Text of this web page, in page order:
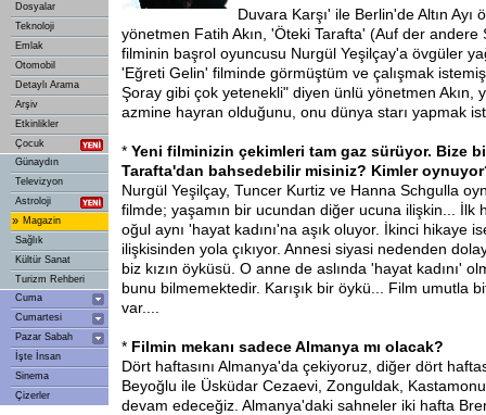
Dosyalar
Teknoloji
Emlak
Otomobil
Detaylı Arama
Arşiv
Etkinlikler
Çocuk
Günaydın
Televizyon
Astroloji
» Magazin
Sağlık
Kültür Sanat
Turizm Rehberi
Cuma
Cumartesi
Pazar Sabah
İşte İnsan
Sinema
Çizerler
Duvara Karşı' ile Berlin'de Altın Ayı
yönetmen Fatih Akın, 'Öteki Tarafta' (Auf der andere
filminin başrol oyuncusu Nurgül Yeşilçay'a övgüler
'Eğreti Gelin' filminde görmüştüm ve çalışmak
Şoray gibi çok yetenekli" diyen ünlü yönetmen Akın,
azmine hayran olduğunu, onu dünya starı yapmak
* Yeni filminizin çekimleri tam gaz sürüyor. Bize
Tarafta'dan bahsedebilir misiniz? Kimler
Nurgül Yeşilçay, Tuncer Kurtiz ve Hanna Schgulla
filmde; yaşamın bir ucundan diğer ucuna ilişkin... İlk
oğul aynı 'hayat kadını'na aşık oluyor. İkinci hikaye
ilişkisinden yola çıkıyor. Annesi siyasi nedenden
biz kızın öyküsü. O anne de aslında 'hayat kadını'
bunu bilmemektedir. Karışık bir öykü... Film umutla
var....
* Filmin mekanı sadece Almanya mı olacak?
Dört haftasını Almanya'da çekiyoruz, diğer dört
Beyoğlu ile Üsküdar Cezaevi, Zonguldak,
devam edeceğiz. Almanya'daki sahneler iki hafta